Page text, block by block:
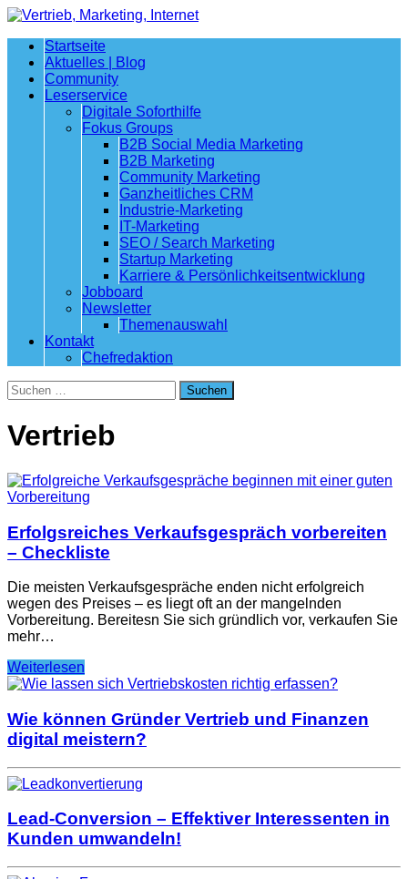
Startseite
Aktuelles | Blog
Community
Leserservice
Digitale Soforthilfe
Fokus Groups
B2B Social Media Marketing
B2B Marketing
Community Marketing
Ganzheitliches CRM
Industrie-Marketing
IT-Marketing
SEO / Search Marketing
Startup Marketing
Karriere & Persönlichkeitsentwicklung
Jobboard
Newsletter
Themenauswahl
Kontakt
Chefredaktion
Suchen
nach:
Vertrieb
Erfolgsreiches Verkaufsgespräch vorbereiten
– Checkliste
Die meisten Verkaufsgespräche enden nicht erfolgreich
wegen des Preises – es liegt oft an der mangelnden
Vorbereitung. Bereitesn Sie sich gründlich vor, verkaufen Sie
mehr…
Weiterlesen
Wie können Gründer Vertrieb und Finanzen
digital meistern?
Lead-Conversion – Effektiver Interessenten in
Kunden umwandeln!